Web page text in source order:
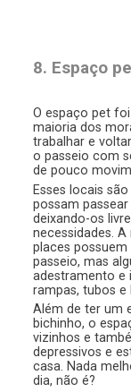
8. Espaço
O espaço pet
maioria dos
trabalhar e
o passeio com
de pouco
Esses locais
possam
deixando-os
necessidades.
places
passeio, mas
adestramento e
rampas, tubos e
Além de ter um
bichinho, o
vizinhos e
depressivos e
casa. Nada
dia, não é?